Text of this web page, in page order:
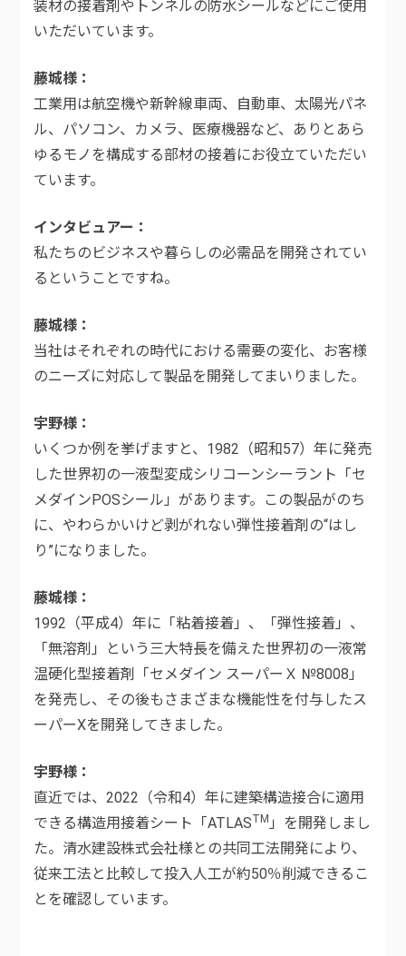
装材の接着剤やトンネルの防水シールなどにご使用
いただいています。
藤城様
工業用は航空機や新幹線車両、自動車、太陽光パネ
ル、パソコン、カメラ、医療機器など、ありとあら
ゆるモノを構成する部材の接着にお役立ていただい
ています。
インタビュアー
私たちのビジネスや暮らしの必需品を開発されてい
るということですね。
藤城様
当社はそれぞれの時代における需要の変化、お客様
のニーズに対応して製品を開発してまいりました。
宇野様
いくつか例を挙げますと、1982（昭和57）年に発売
した世界初の一液型変成シリコーンシーラント「セ
メダインPOSシール」があります。この製品がのち
に、やわらかいけど剥がれない弾性接着剤の“はし
り”になりました。
藤城様
1992（平成4）年に「粘着接着」、「弾性接着」、
「無溶剤」という三大特長を備えた世界初の一液常
温硬化型接着剤「セメダイン スーパーＸ №8008」
を発売し、その後もさまざまな機能性を付与したス
ーパーXを開発してきました。
宇野様
直近では、2022（令和4）年に建築構造接合に適用
できる構造用接着シート「ATLASTM 」を開発しまし
た。清水建設株式会社様との共同工法開発により、
従来工法と比較して投入人工が約50％削減できるこ
とを確認しています。